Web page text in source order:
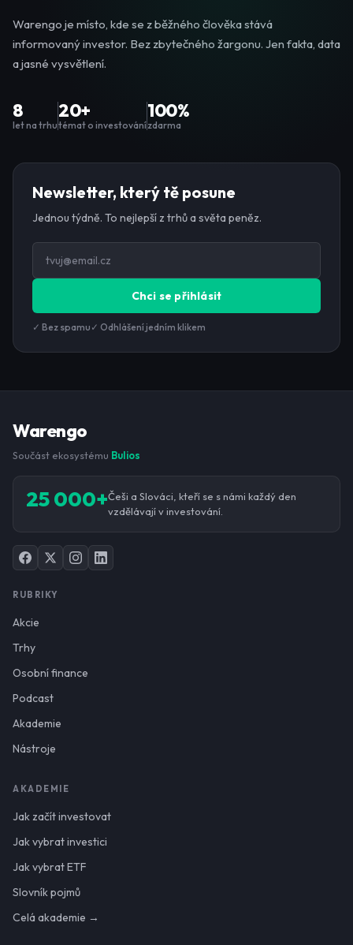
Warengo je místo, kde se z běžného člověka stává
informovaný investor. Bez zbytečného žargonu. Jen fakta, data
a jasné vysvětlení.
8
let na trhu
20+
témat o investování
100%
zdarma
Newsletter, který tě posune
Jednou týdně. To nejlepší z trhů a světa peněz.
Chci se přihlásit
✓ Bez spamu ✓ Odhlášení jedním klikem
Warengo
Součást ekosystému Bulios
25 000+Češi a Slováci, kteří se s námi každý den
vzdělávají v investování.
RUBRIKY
Akcie
Trhy
Osobní finance
Podcast
Akademie
Nástroje
AKADEMIE
Jak začít investovat
Jak vybrat investici
Jak vybrat ETF
Slovník pojmů
Celá akademie →